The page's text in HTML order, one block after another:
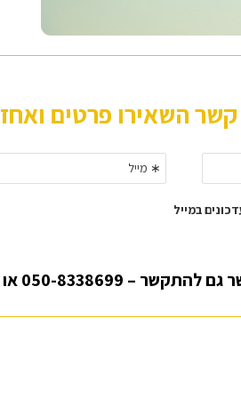
להתקשר – 050-8338699 או